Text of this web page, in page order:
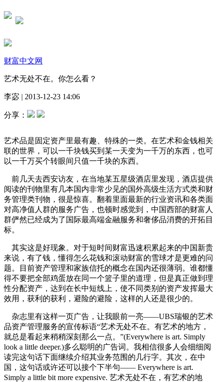
财富中文网
艺术无处不在。你怎么看？
李宓 | 2013-12-23 14:06
分享：
艺术品是固定资产里最有趣、特殊的一类。在艺术和金钱相关
联的世界，可以一千块钱买到某一天变为一千万的东西，也可
以一千万买个转眼间只值一千块的东西。
前几天去西安访友，在当地某五星级酒店里发现，酒店提供
阅读的刊物里有几本国内非常少见的国外高级生活方式类和财
务管理类刊物，很是惊喜。翻着里面最新的行业资讯和各类面
对高净值人群的服务广告，也顿时感觉到，中国西部的财富人
群俨然已经成为了国际最高端金融服务和奢侈品消费的开拓目
标。
其实这是好现象。对于短时间财富迅速积累起来的中国新贵
来说，有了钱，懂得怎么花钱和滚动财富的雪球才是更难的问
题。目前资产管理和家族信托的概念在国内还很薄弱。谁都懂
得不要把全部鸡蛋放在同一个篮子里的道理，但是真正做到理
性分配资产，达到在长中短线上，使不同类别的资产发挥最大
效用，获利的获利，避险的避险，这样的人还是很少的。
杂志里有这样一页广告，让我眼前一亮——UBS瑞银的艺术
品资产管理服务的宣传标语“艺术无处不在。有艺术的地方，
就总是看起来稍稍深刻那么一点。”(Everywhere is art. Simply
look a little deeper.)多么聪明的广告词。我相信很多人会细细阅
读完这句话下面继续介绍其业务范围的几行字。其次，在中
国，这句话或许还可以接个下半句—— Everywhere is art.
Simply a little bit more expensive. 艺术无处不在，有艺术的地